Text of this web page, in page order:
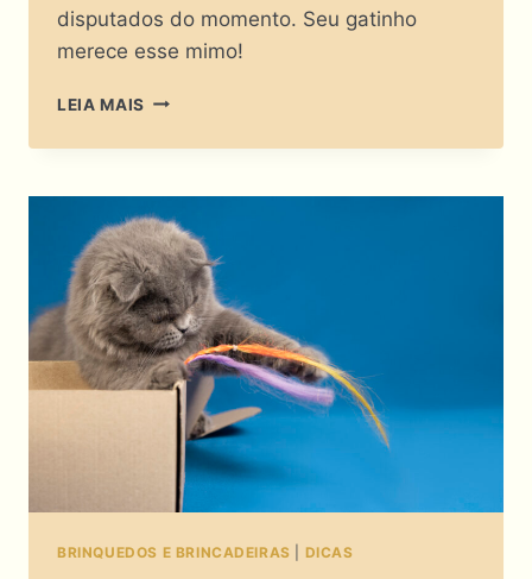
disputados do momento. Seu gatinho
merece esse mimo!
LEIA MAIS BRINQUEDOS
PARA
QUE
O
SEU
NEM
SONHA
QUE
EXISTEM
(AINDA)!
BRINQUEDOS E BRINCADEIRAS DICAS